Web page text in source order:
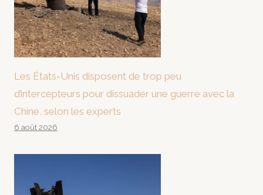
Les États-Unis disposent de trop peu
d’intercepteurs pour dissuader une guerre avec la
Chine, selon les experts
6 août 2026